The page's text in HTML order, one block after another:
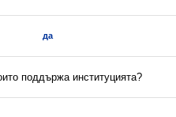
да
поддържа институцията?